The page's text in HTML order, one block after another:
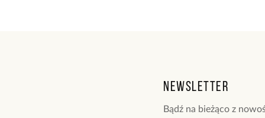
Newsletter
Bądź na bieżąco z